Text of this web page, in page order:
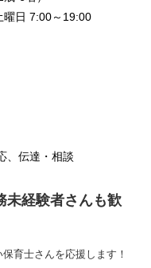
曜日 7:00～19:00
、伝達・相談
未経験者さんも歓
育士さんを応援します！